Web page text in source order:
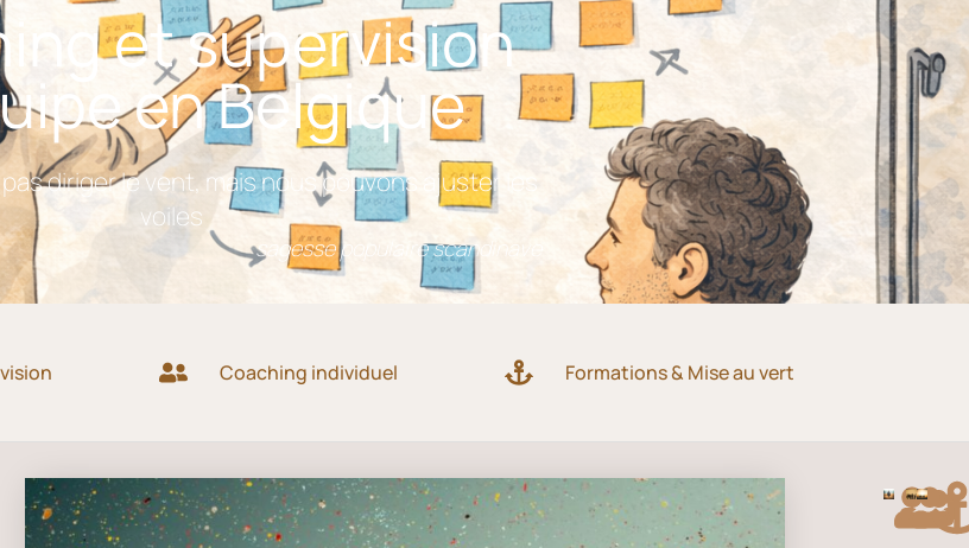
et supervision
en Belgique
diriger le vent, mais nous pouvons ajuster les
voiles
sagesse populaire scandinave
Coaching individuel Formations & Mise au vert